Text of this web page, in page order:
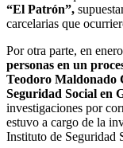
“El Patrón”,
carcelarias que
Por otra parte, en
personas en un
Teodoro Maldonado
Seguridad Social en
investigaciones por
estuvo a cargo de la
Instituto de Seguridad